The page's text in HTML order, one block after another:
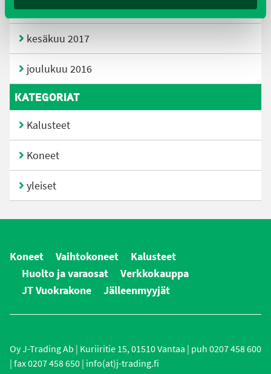
heinäkuu 2017
kesäkuu 2017
joulukuu 2016
KATEGORIAT
Kalusteet
Koneet
yleiset
Koneet Vaihtokoneet
Kalusteet
Huolto ja varaosat
Verkkokauppa
JT Vuokrakone
Jälleenmyyjät
Oy J-Trading Ab | Kuriiritie 15, 01510 Vantaa | puh 0207 458 600
| fax 0207 458 650 | info(at)j-trading.fi